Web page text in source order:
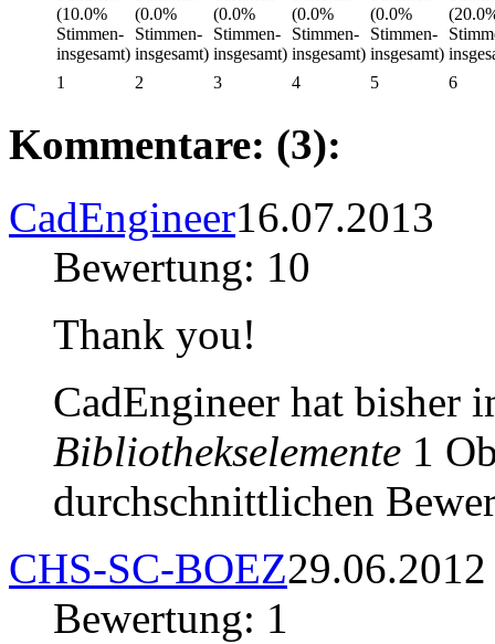
1 2 3 4 5 6
Kommentare: (3):
CadEngineer16.07.2013
Bewertung: 10
Thank you!
CadEngineer hat bisher
Bibliothekselemente 1
durchschnittlichen
CHS-SC-BOEZ29.06.2012
Bewertung: 1